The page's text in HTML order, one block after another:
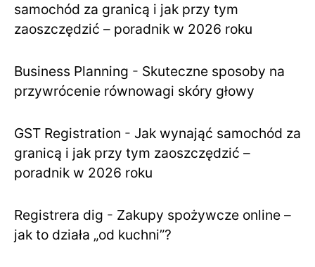
samochód za granicą i jak przy tym
zaoszczędzić – poradnik w 2026 roku
Business Planning - Skuteczne sposoby na
przywrócenie równowagi skóry głowy
GST Registration - Jak wynająć samochód za
granicą i jak przy tym zaoszczędzić –
poradnik w 2026 roku
Registrera dig - Zakupy spożywcze online –
jak to działa „od kuchni”?